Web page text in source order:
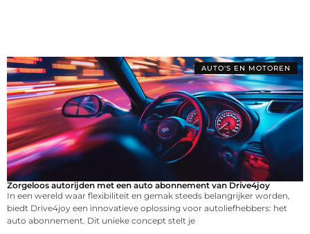
AUTO'S EN MOTOREN
Zorgeloos autorijden met een auto abonnement van Drive4joy
In een wereld waar flexibiliteit en gemak steeds belangrijker worden,
biedt Drive4joy een innovatieve oplossing voor autoliefhebbers: het
auto abonnement. Dit unieke concept stelt je